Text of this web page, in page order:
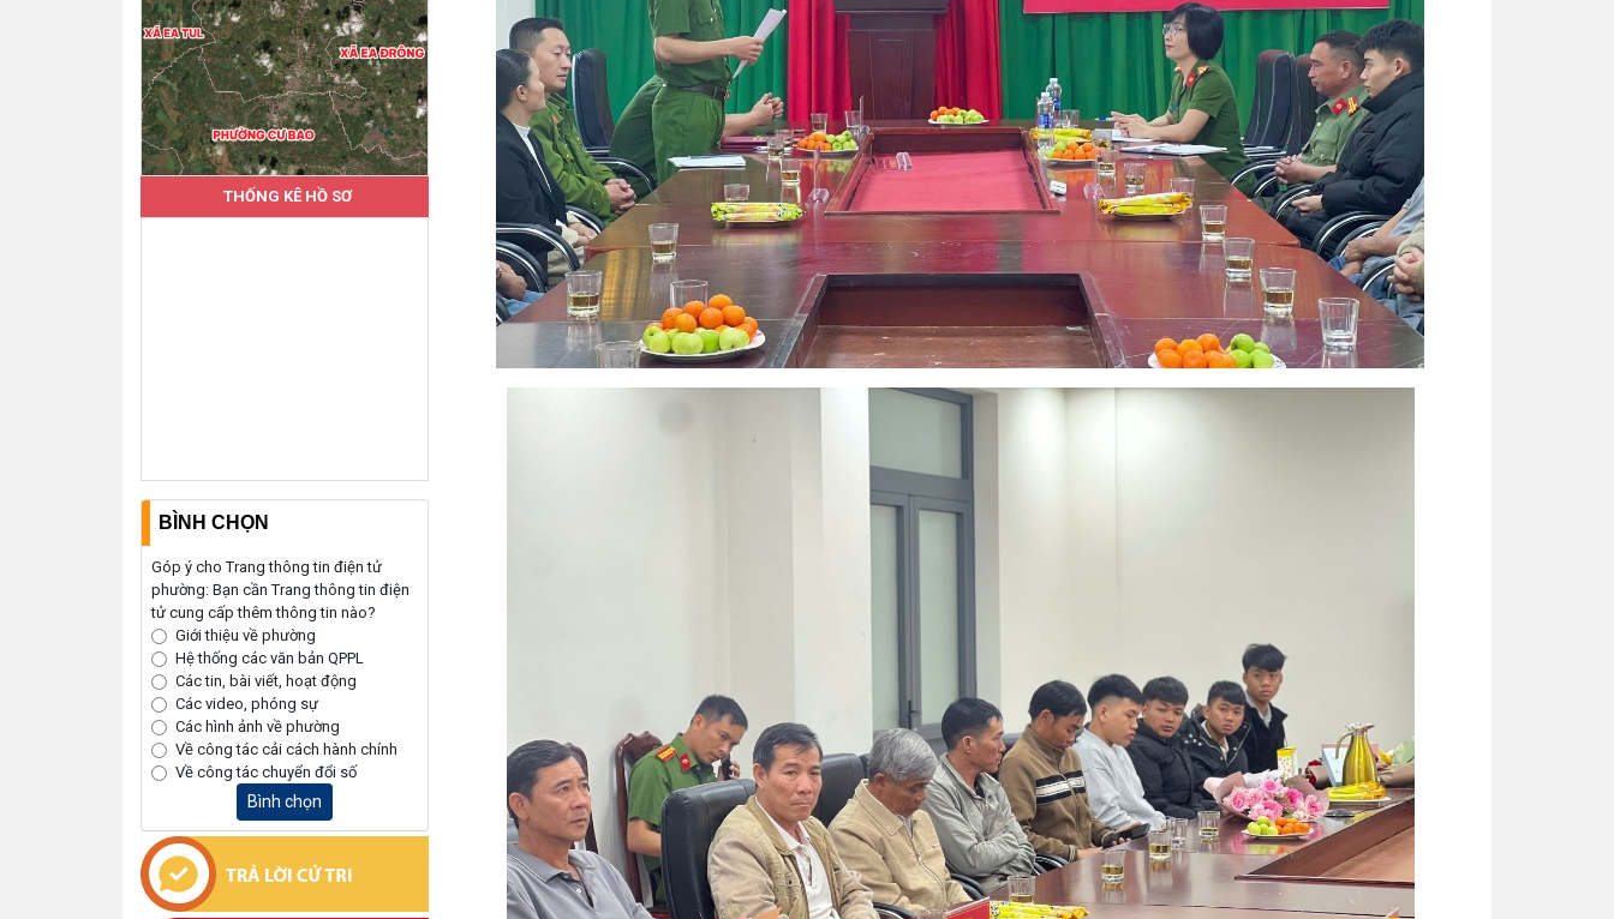
THỐNG KÊ HỒ SƠ
BÌNH CHỌN
Góp ý cho Trang thông tin điện tử
phường: Bạn cần Trang thông tin điện
tử cung cấp thêm thông tin nào?
Giới thiệu về phường
Hệ thống các văn bản QPPL
Các tin, bài viết, hoạt động
Các video, phóng sự
Các hình ảnh về phường
Về công tác cải cách hành chính
Về công tác chuyển đổi số
Bình chọn